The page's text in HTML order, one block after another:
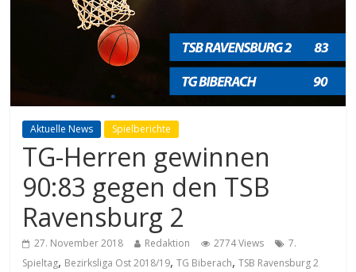
Aktuelle News Spielberichte
TG-Herren gewinnen
90:83 gegen den TSB
Ravensburg 2
27. November 2018 Redaktion 2774 Views
7.
Spieltag, Bezirksliga Ost 2018/19,TG Biberach,TSB Ravensburg 2